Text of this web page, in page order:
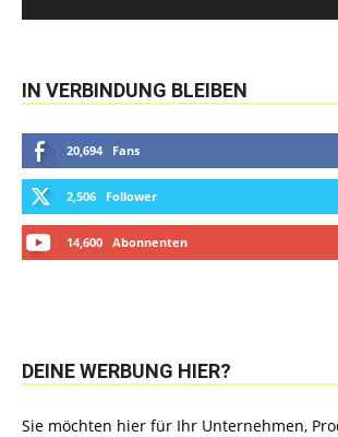
IN VERBINDUNG BLEIBEN
20,694 Fans
2,506 Follower
14,600 Abonnenten
DEINE WERBUNG HIER?
Sie möchten hier für Ihr Unternehmen,